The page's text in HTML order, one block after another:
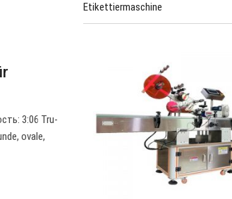
3:06 Tru-
ovale,
Etikettiermaschine